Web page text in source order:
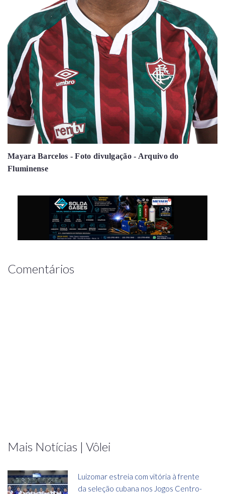
Mayara Barcelos - Foto divulgação - Arquivo do
Fluminense
Comentários
Mais Notícias | Vôlei
Luizomar estreia com vitória à frente
da seleção cubana nos Jogos Centro-